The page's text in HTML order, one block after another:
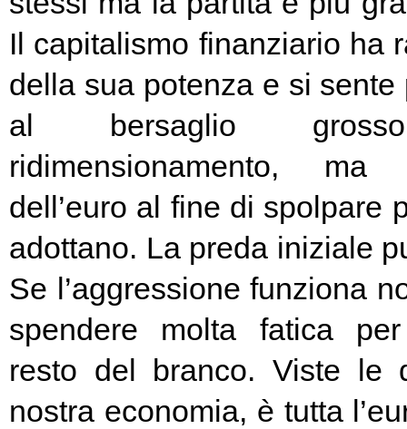
Il capitalismo finanziario ha
della sua potenza e si sente
al bersaglio
ridimensionamento,
dell’euro al fine di spolpare
adottano. La preda iniziale
Se l’aggressione funziona
spendere molta fatica
resto del branco. Viste le
nostra economia, è tutta